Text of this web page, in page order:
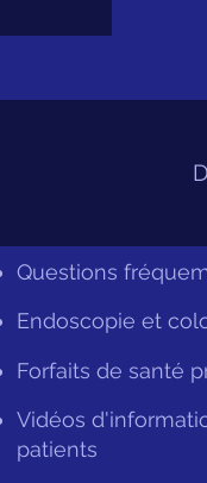
Questions
Endoscopie et
Forfaits de santé
Vidéos
patients